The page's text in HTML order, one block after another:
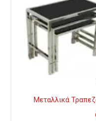
Μεταλλικά